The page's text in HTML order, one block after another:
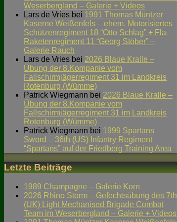
Weserbergland – Galerie + Videos
Lars de Vries bei 1991 Thomas Müntzer
Kaserne Weißenfels – ehem. Motorisiertes
Schützenregiment 18 “Otto Schlag” + Fla-
Raketenregiment 11 “Georg Stöber” –
Galerie Rauch
Lars de Vries bei 2026 Blaue Kralle –
Übung der 8.Kompanie vom
Fallschirmjägerregiment 31 im Landkreis
Rotenburg (Wümme)
Patrick Wiegmann bei 2026 Blaue Kralle –
Übung der 8.Kompanie vom
Fallschirmjägerregiment 31 im Landkreis
Rotenburg (Wümme)
Patrick Wiegmann bei 1999 Spartans
Sword – 36th (US) Infantry Regiment
“Spartans” auf der Friedberg Training Area
Letzte Beiträge
1989 Champagne – Galerie Korn
2026 Rhino Storm – Gefechtsübung des 7th
(UK) Light Mechanised Brigade Combat
Team im Weserbergland – Galerie + Videos